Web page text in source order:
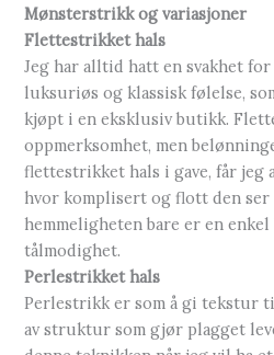
Mønsterstrikk og variasjoner
Flettestrikket hals
Jeg har alltid hatt en svakhet
luksuriøs og klassisk følelse,
kjøpt i en eksklusiv butikk.
oppmerksomhet, men
flettestrikket hals i gave, får jeg
hvor komplisert og flott den ser
hemmeligheten bare er en
tålmodighet.
Perlestrikket hals
Perlestrikk er som å gi tekstur
av struktur som gjør plagget